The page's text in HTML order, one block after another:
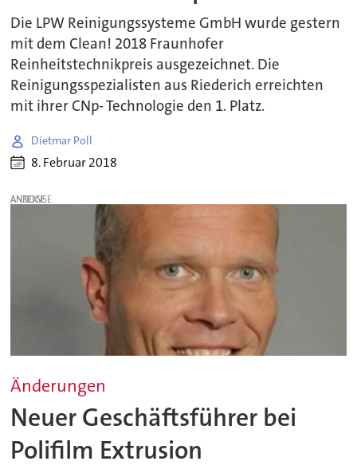
Die LPW Reinigungssysteme GmbH wurde gestern
mit dem Clean! 2018 Fraunhofer
Reinheitstechnikpreis ausgezeichnet. Die
Reinigungsspezialisten aus Riederich erreichten
mit ihrer CNp- Technologie den 1. Platz.
Dietmar Poll
8. Februar 2018
ANZEIGE
Änderungen
Neuer Geschäftsführer bei
Polifilm Extrusion